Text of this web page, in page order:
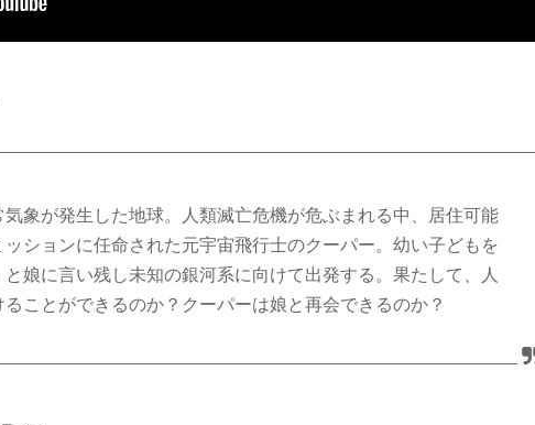
象が発生した地球。人類滅亡危機が危ぶまれる中、居住可能
ションに任命された元宇宙飛行士のクーパー。幼い子どもを
娘に言い残し未知の銀河系に向けて出発する。果たして、人
ことができるのか？クーパーは娘と再会できるのか？